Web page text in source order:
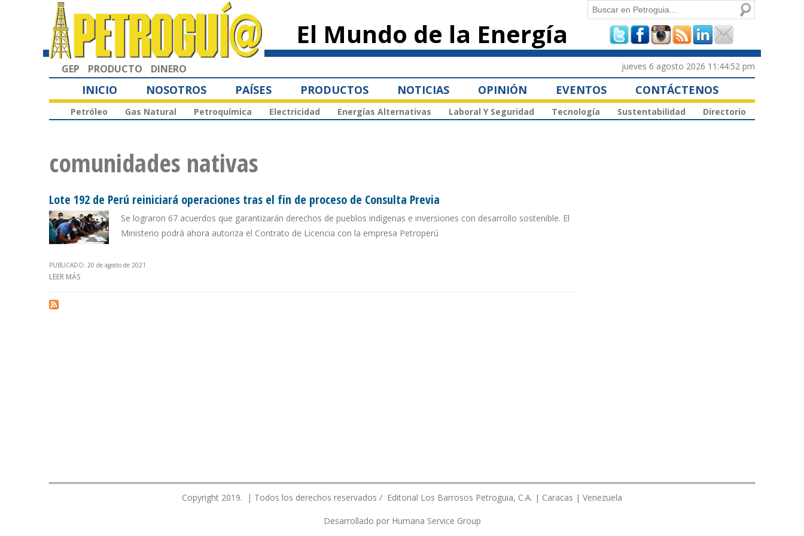
principal
El Mundo de la Energía
Formulario de
búsqueda
Buscar
GEP PRODUCTO DINERO jueves 6 agosto 2026 11:44:52 pm
INICIO NOSOTROS PAÍSES PRODUCTOS NOTICIAS OPINIÓN EVENTOS CONTÁCTENOS
Petróleo Gas Natural Petroquímica Electricidad Energías Alternativas Laboral Y Seguridad Tecnología Sustentabilidad Directorio
comunidades nativas
Lote 192 de Perú reiniciará operaciones tras el fin de proceso de Consulta Previa
Se lograron 67 acuerdos que garantizarán derechos de pueblos indígenas e inversiones con desarrollo sostenible. El
Ministerio podrá ahora autoriza el Contrato de Licencia con la empresa Petroperú
PUBLICADO: 20 de agosto de 2021
LEER MÁS
Copyright 2019. | Todos los derechos reservados / Editorial Los Barrosos Petroguia, C.A. | Caracas | Venezuela
Desarrollado por Humana Service Group